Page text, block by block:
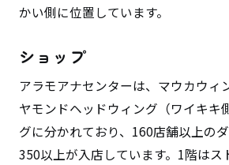
かい側に位置しています。
ショップ
アラモアナセンターは、マウカウィ
ヤモンドヘッドウィング（ワイキキ
グに分かれており、160店舗以上の
350以上が入店しています。1階はス